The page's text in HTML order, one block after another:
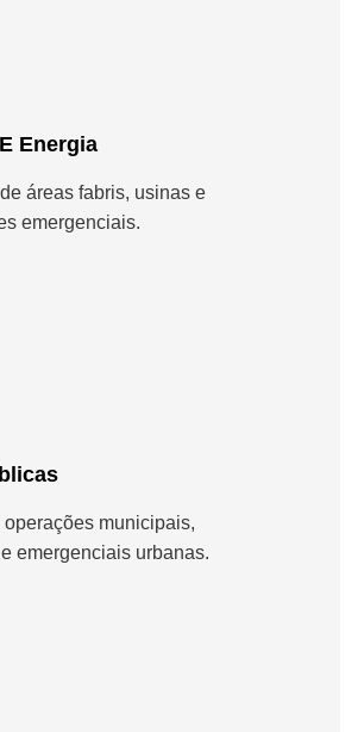
Energia
de áreas fabris, usinas e
emergenciais.
operações municipais,
emergenciais urbanas.